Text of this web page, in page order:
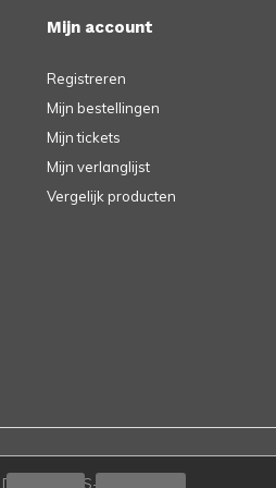
Mijn account
Registreren
Mijn bestellingen
Mijn tickets
Mijn verlanglijst
Vergelijk producten
DMWS RSS-feed